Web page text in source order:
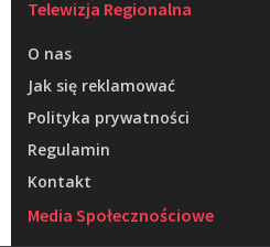
Telewizja Regionalna
O nas
Jak się reklamować
Polityka prywatności
Regulamin
Kontakt
Media Społecznościowe